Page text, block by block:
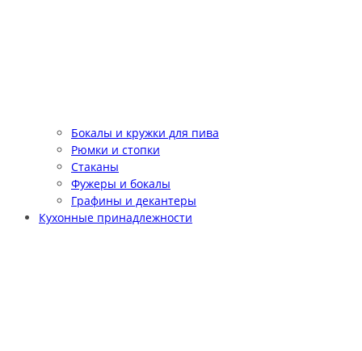
Бокалы и кружки для пива
Рюмки и стопки
Стаканы
Фужеры и бокалы
Графины и декантеры
Кухонные принадлежности